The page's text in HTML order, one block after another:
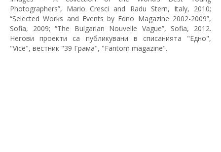
Photographers”, Mario Cresci and Radu Stern, Italy, 2010;
“Selected Works and Events by Edno Magazine 2002-2009”,
Sofia, 2009; “The Bulgarian Nouvelle Vague”, Sofia, 2012.
Негови проекти са публикувани в списанията "Едно",
"Vice", вестник "39 Грама", "Fantom magazine".